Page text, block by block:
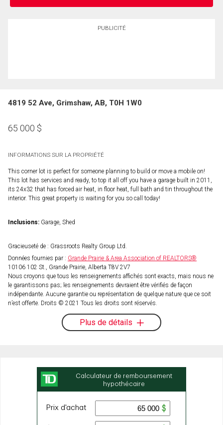
PUBLICITÉ
4819 52 Ave, Grimshaw, AB, T0H 1W0
65 000 $
INFORMATIONS SUR LA PROPRIÉTÉ
This corner lot is perfect for someone planning to build or move a mobile on!
This lot has services and ready, to top it all off you have a garage built in 2011,
its 24x32 that has forced air heat, in floor heat, full bath and tin throughout the
interior. This great property is waiting for you so call today!
Inclusions: Garage, Shed
Gracieuseté de : Grassroots Realty Group Ltd.
Données fournies par : Grande Prairie & Area Association of REALTORS®
10106 102 St., Grande Prairie, Alberta T8V 2V7
Nous croyons que tous les renseignements affichés sont exacts, mais nous ne
le garantissons pas; les renseignements devraient être vérifiés de façon
indépendante. Aucune garantie ou représentation de quelque nature que ce soit
n’est offerte. Droits © 2021 Tous les droits sont réservés.
Plus de détails